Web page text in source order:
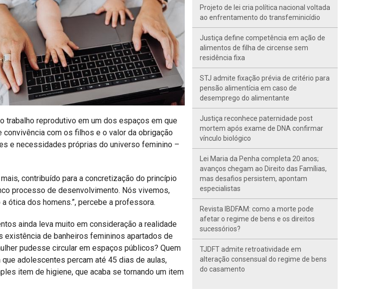
trabalho reprodutivo em um dos espaços em que
com os filhos e o valor da obrigação
e necessidades próprias do universo feminino –
contribuído para a concretização do princípio
processo de desenvolvimento. Nós vivemos,
ótica dos homens.”, percebe a professora.
ainda leva muito em consideração a realidade
existência de banheiros femininos apartados de
pudesse circular em espaços públicos? Quem
adolescentes percam até 45 dias de aulas,
item de higiene, que acaba se tornando um item
Projeto de lei cria política nacional voltada
ao enfrentamento do transfeminicídio
Justiça define competência em ação de
alimentos de filha de circense sem
residência fixa
STJ admite fixação prévia de critério para
pensão alimentícia em caso de
desemprego do alimentante
Justiça reconhece paternidade post
mortem após exame de DNA confirmar
vínculo biológico
Lei Maria da Penha completa 20 anos;
avanços chegam ao Direito das Famílias,
mas desafios persistem, apontam
especialistas
Revista IBDFAM: como a morte pode
afetar o regime de bens e os direitos
sucessórios?
TJDFT admite retroatividade em
alteração consensual do regime de bens
do casamento